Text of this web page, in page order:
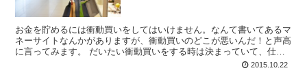
お金を貯めるには衝動買いをしてはいけません。なんて書いてあるマ
ネーサイトなんかがありますが、衝動買いのどこが悪いんだ！と声高
に言ってみます。 だいたい衝動買いをする時は決まっていて、仕事
2015.10.22